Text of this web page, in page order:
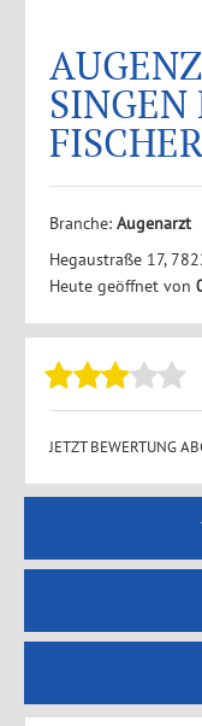
SINGEN
FISCHER
Branche: Augenarzt
Hegaustraße 17,
Heute geöffnet von
JETZT BEWERTUNG